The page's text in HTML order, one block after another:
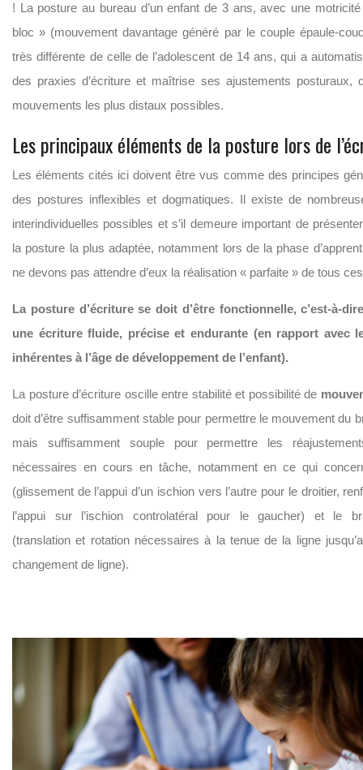
! La posture au bureau d’un enfant de 3 ans, avec une
bloc » (mouvement davantage généré par le couple épaule-
très différente de celle de l’adolescent de 14 ans, qui a
des praxies d’écriture et maîtrise ses ajustements posturaux,
mouvements les plus distaux possibles.
Les principaux éléments de la posture lors de
Les éléments cités ici doivent être vus comme des principes
des postures inflexibles et dogmatiques. Il existe de
interindividuelles possibles et s’il demeure important de
la posture la plus adaptée, notamment lors de la phase
ne devons pas attendre d’eux la réalisation « parfaite » de tous
La posture d’écriture se doit d’être fonctionnelle, c’est-à-
une écriture fluide, précise et endurante (en rapport avec
inhérentes à l’âge de développement de l’enfant).
La posture d’écriture oscille entre stabilité et possibilité de
doit d’être suffisamment stable pour permettre le mouvement du
mais suffisamment souple pour permettre les
nécessaires en cours en tâche, notamment en ce qui
(glissement de l’appui d’un ischion vers l’autre pour le droitier,
l’appui sur l’ischion controlatéral pour le gaucher) et le
(translation et rotation nécessaires à la tenue de la ligne
changement de ligne).